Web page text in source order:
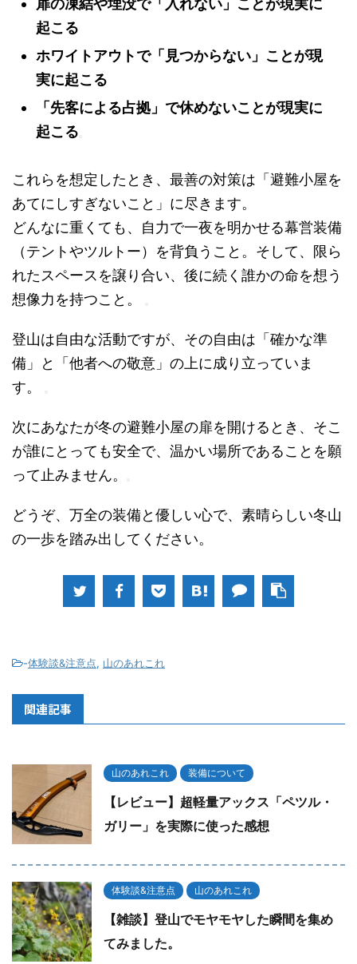
扉の凍結や埋没で「入れない」ことが現実に
起こる
ホワイトアウトで「見つからない」ことが現
実に起こる
「先客による占拠」で休めないことが現実に
起こる
これらを想定したとき、最善の対策は「避難小屋を
あてにしすぎないこと」に尽きます。
どんなに重くても、自力で一夜を明かせる幕営装備
（テントやツルトー）を背負うこと。そして、限ら
れたスペースを譲り合い、後に続く誰かの命を想う
想像力を持つこと。
登山は自由な活動ですが、その自由は「確かな準
備」と「他者への敬意」の上に成り立っていま
す。
次にあなたが冬の避難小屋の扉を開けるとき、そこ
が誰にとっても安全で、温かい場所であることを願
って止みません。
どうぞ、万全の装備と優しい心で、素晴らしい冬山
の一歩を踏み出してください。
-体験談&注意点, 山のあれこれ
関連記事
山のあれこれ 装備について
【レビュー】超軽量アックス「ペツル・
ガリー」を実際に使った感想
体験談&注意点 山のあれこれ
【雑談】登山でモヤモヤした瞬間を集め
てみました。